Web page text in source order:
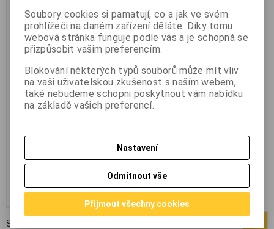
Termín dodání (dny):skladem
Skladem: 82 ks
Hmotnost:0,005 kg
EAN:3093
pomosazený 1ks WT. Filigránský
kazetový závěs se používá na
ozdobné kazety apod. Poloviny
závěsu se otáčejí kolem volného
kolíku. Montáž se provádí
dekorativní zlatou barvu.
(0,127 EUR)(Vaše cena bez
Přidat do košíku
Strana
Soubory cookies si pamatují, co a jak ve svém
prohlížeči na daném zařízení děláte. Díky tomu
webová stránka funguje podle vás a je schopná se
přizpůsobit vašim preferencím.
Blokování některých typů souborů může mít vliv
na vaši uživatelskou zkušenost s naším webem,
také nebudeme schopni poskytnout vám nabídku
na základě vašich preferencí.
Nastavení
Odmítnout vše
Přijmout všechny cookies